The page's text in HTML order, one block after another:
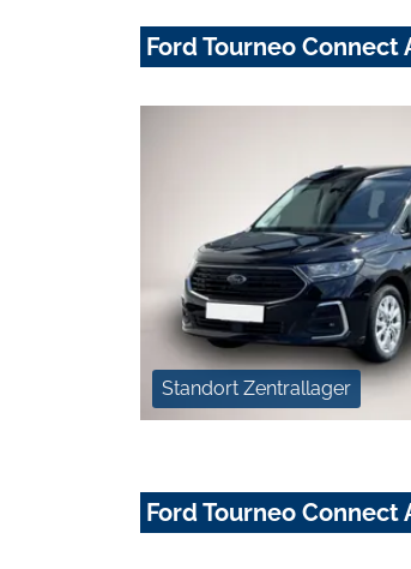
Ford Tourneo Connect
Standort Zentrallager
Ford Tourneo